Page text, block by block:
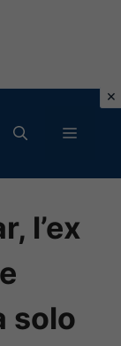
MENU
l’ex
solo